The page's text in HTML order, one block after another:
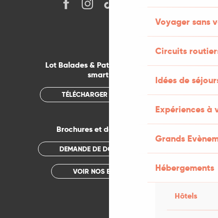
Voyager sans
Circuits
Idées de
Expériences à
Grands
Hébergements
Hôtels
Lot Balades & Patrimoines sur votre
smartphone
TÉLÉCHARGER L'APPLICATION
Brochures et documentations
DEMANDE DE DOCUMENTATION
VOIR NOS BROCHURES